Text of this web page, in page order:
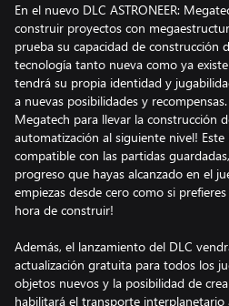
En el nuevo DLC ASTRONEER:
construir proyectos con
prueba su capacidad de construcción
tecnología tanto nueva como ya
tendrá su propia identidad y
a nuevas posibilidades y
Megatech para llevar la construcción
automatización al siguiente nivel!
compatible con las partidas
progreso que hayas alcanzado en el
empiezas desde cero como si
hora de construir!
Además, el lanzamiento del DLC
actualización gratuita para todos los
objetos nuevos y la posibilidad de
habilitará el transporte interplanetario